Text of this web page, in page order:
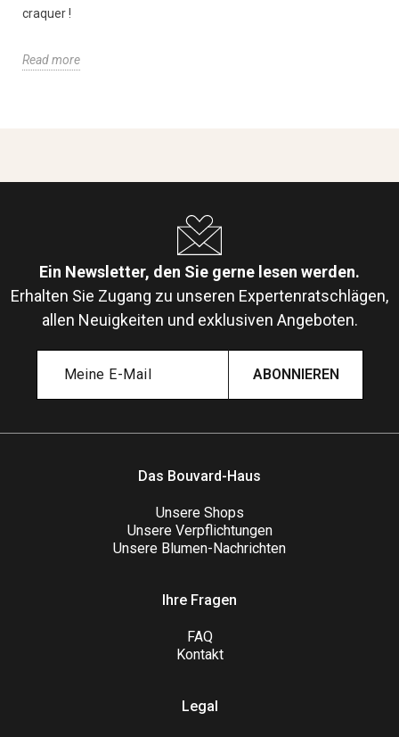
craquer !
Read more
Ein Newsletter, den Sie gerne lesen werden.
Erhalten Sie Zugang zu unseren Expertenratschlägen,
allen Neuigkeiten und exklusiven Angeboten.
ABONNIEREN
Das Bouvard-Haus
Unsere Shops
Unsere Verpflichtungen
Unsere Blumen-Nachrichten
Ihre Fragen
FAQ
Kontakt
Legal